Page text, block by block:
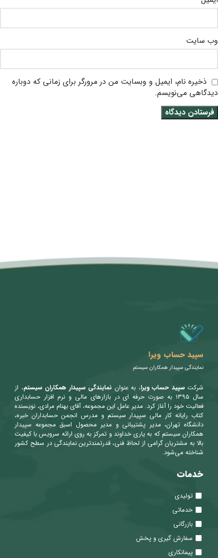
وب‌ سایت
ذخیره نام، ایمیل و وبسایت من در مرورگر برای زمانی که دوباره
دیدگاهی می‌نویسم.
متن سربرگ خود را وارد کنید
سپید حساب ویرا
نمایندگی سپیدار همکاران سیستم
شرکتسپید حساب ویرا، به عنوان نمایندگی سپیدار همکاران سیستم، از
سال ۱۳۹۵ به صورت حرفه ای در بازارهای مالی و نرم افزار حسابداری
فعالیت خود را آغاز کرد. مدیر عامل این مجموعه، آقای بهنام مرادی، نویسنده
کتاب رایانه کار مالی سپیدار سیستم و مدرس انجمن حسابداران خبره،
دانشگاه تهران، مدیر پشتیبانی و مدیر محصول اسبق مجموعه سپیدار
همکاران سیستم که به یاری خداوند و تمرکز به روی ارائه سرویس با کیفیت
بالا به مشتریان گرامی از لحاظ فنی، قدرتمندترین نمایندگی در سطح کشور
شناخته می‌شود.
خدمات
تولیدی
خدماتی
بازرگانی
سفارش گیری و پخش
پیمانکاری